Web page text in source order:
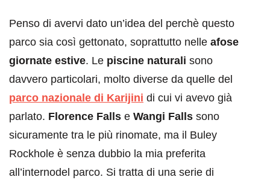
Penso di avervi dato un’idea del perchè questo
parco sia così gettonato, soprattutto nelle afose
giornate estive. Le piscine naturali sono
davvero particolari, molto diverse da quelle del
parco nazionale di Karijini di cui vi avevo già
parlato. Florence Falls e Wangi Falls sono
sicuramente tra le più rinomate, ma il Buley
Rockhole è senza dubbio la mia preferita
all’internodel parco. Si tratta di una serie di